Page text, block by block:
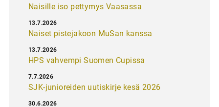
Naisille iso pettymys Vaasassa
Naiset pistejakoon MuSan kanssa
13.7.2026
HPS vahvempi Suomen Cupissa
13.7.2026
SJK-junioreiden uutiskirje kesä 2026
7.7.2026
30.6.2026